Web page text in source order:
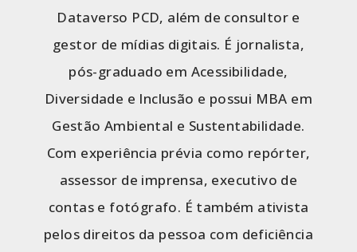
Dataverso PCD, além de consultor e
gestor de mídias digitais. É jornalista,
pós-graduado em Acessibilidade,
Diversidade e Inclusão e possui MBA em
Gestão Ambiental e Sustentabilidade.
Com experiência prévia como repórter,
assessor de imprensa, executivo de
contas e fotógrafo. É também ativista
pelos direitos da pessoa com deficiência